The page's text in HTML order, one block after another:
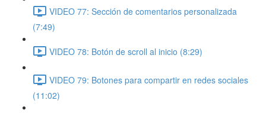
VIDEO 77: Sección de comentarios personalizada
(7:49)
VIDEO 78: Botón de scroll al inicio (8:29)
VIDEO 79: Botones para compartir en redes sociales
(11:02)